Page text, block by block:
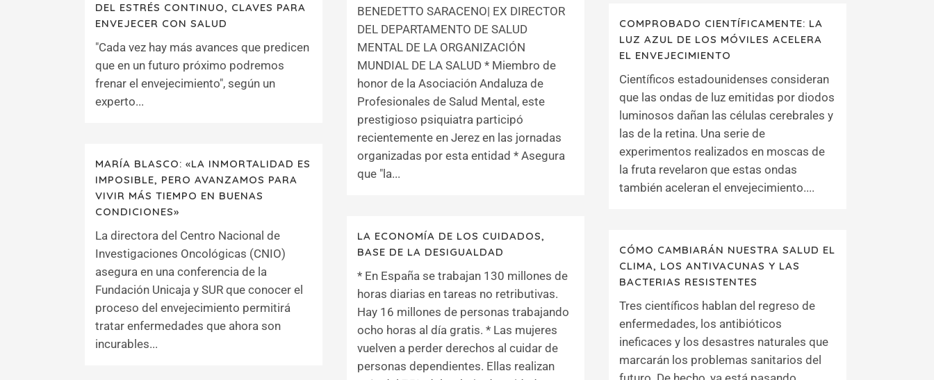
BENEDETTO SARACENO| EX DIRECTOR
DEL DEPARTAMENTO DE SALUD
MENTAL DE LA ORGANIZACIÓN
MUNDIAL DE LA SALUD * Miembro de
honor de la Asociación Andaluza de
Profesionales de Salud Mental, este
prestigioso psiquiatra participó
recientemente en Jerez en las jornadas
organizadas por esta entidad * Asegura
que "la...
DEL ESTRÉS CONTINUO, CLAVES PARA
ENVEJECER CON SALUD
"Cada vez hay más avances que predicen
que en un futuro próximo podremos
frenar el envejecimiento", según un
experto...
COMPROBADO CIENTÍFICAMENTE: LA
LUZ AZUL DE LOS MÓVILES ACELERA
EL ENVEJECIMIENTO
Científicos estadounidenses consideran
que las ondas de luz emitidas por diodos
luminosos dañan las células cerebrales y
las de la retina. Una serie de
experimentos realizados en moscas de
la fruta revelaron que estas ondas
también aceleran el envejecimiento....
MARÍA BLASCO: «LA INMORTALIDAD ES
IMPOSIBLE, PERO AVANZAMOS PARA
VIVIR MÁS TIEMPO EN BUENAS
CONDICIONES»
La directora del Centro Nacional de
Investigaciones Oncológicas (CNIO)
asegura en una conferencia de la
Fundación Unicaja y SUR que conocer el
proceso del envejecimiento permitirá
tratar enfermedades que ahora son
incurables...
LA ECONOMÍA DE LOS CUIDADOS,
BASE DE LA DESIGUALDAD
* En España se trabajan 130 millones de
horas diarias en tareas no retributivas.
Hay 16 millones de personas trabajando
ocho horas al día gratis. * Las mujeres
vuelven a perder derechos al cuidar de
personas dependientes. Ellas realizan
CÓMO CAMBIARÁN NUESTRA SALUD EL
CLIMA, LOS ANTIVACUNAS Y LAS
BACTERIAS RESISTENTES
Tres científicos hablan del regreso de
enfermedades, los antibióticos
ineficaces y los desastres naturales que
marcarán los problemas sanitarios del